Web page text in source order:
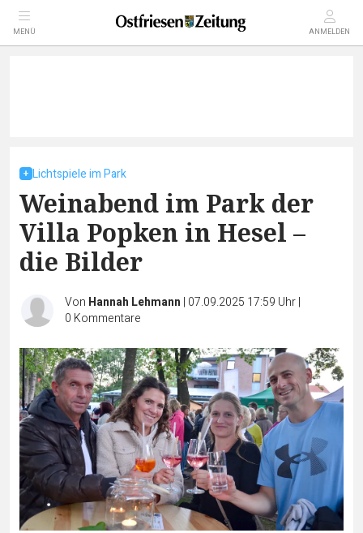
MENÜ ANMELDEN
Lichtspiele im Park
Weinabend im Park der
Villa Popken in Hesel –
die Bilder
Von Hannah Lehmann | 07.09.2025 17:59 Uhr|
0 Kommentare